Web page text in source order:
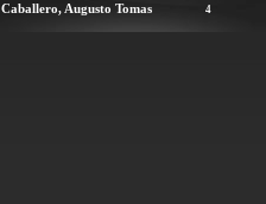
Caballero, Augusto Tomas 4